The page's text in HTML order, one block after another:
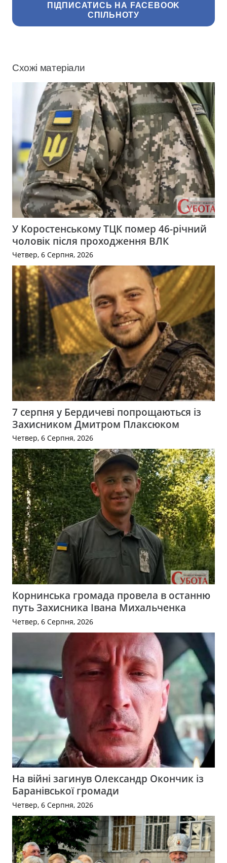
ПІДПИСАТИСЬ НА FACEBOOK
СПІЛЬНОТУ
Схожі матеріали
У Коростенському ТЦК помер 46-річний
чоловік після проходження ВЛК
Четвер, 6 Серпня, 2026
7 серпня у Бердичеві попрощаються із
Захисником Дмитром Плаксюком
Четвер, 6 Серпня, 2026
Корнинська громада провела в останню
путь Захисника Івана Михальченка
Четвер, 6 Серпня, 2026
На війні загинув Олександр Окончик із
Баранівської громади
Четвер, 6 Серпня, 2026